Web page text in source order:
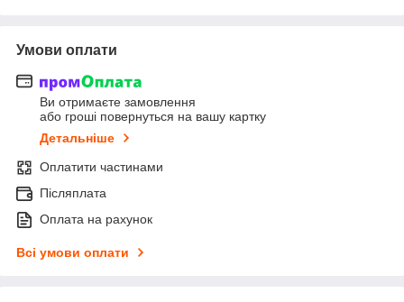
Умови оплати
Ви отримаєте замовлення
або гроші повернуться на вашу картку
Детальніше
Оплатити частинами
Післяплата
Оплата на рахунок
Всі умови оплати